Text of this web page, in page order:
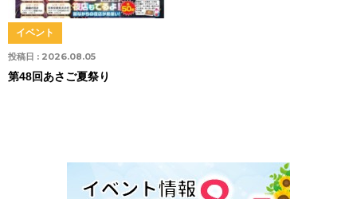
投稿日 : 2026.08.05
イベント
第48回あさご夏祭り